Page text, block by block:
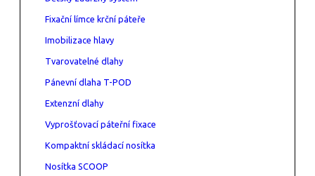
Fixační límce krční páteře
Imobilizace hlavy
Tvarovatelné dlahy
Pánevní dlaha T-POD
Extenzní dlahy
Vyprošťovací páteřní fixace
Kompaktní skládací nosítka
Nosítka SCOOP